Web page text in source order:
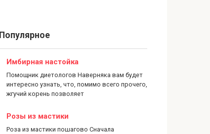
Популярное
Имбирная настойка
Помощник диетологов Наверняка вам будет
интересно узнать, что, помимо всего прочего,
жгучий корень позволяет
Розы из мастики
Роза из мастики пошагово Сначала